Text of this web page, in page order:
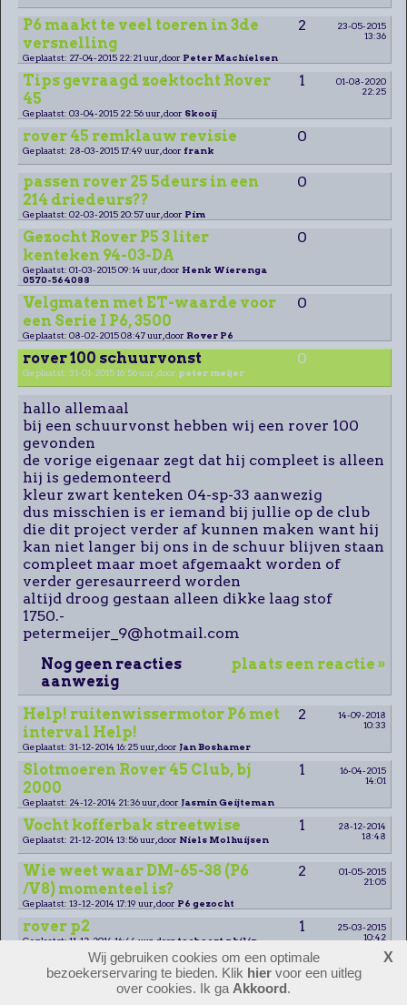
P6 maakt te veel toeren in 3de
versnelling
2
23-05-2015
13:36
Geplaatst: 27-04-2015 22:21 uur, door Peter Machielsen
Tips gevraagd zoektocht Rover
45
1
01-08-2020
22:25
Geplaatst: 03-04-2015 22:56 uur, door Skooij
rover 45 remklauw revisie 0
Geplaatst: 28-03-2015 17:49 uur, door frank
passen rover 25 5deurs in een
214 driedeurs??
0
Geplaatst: 02-03-2015 20:57 uur, door Pim
Gezocht Rover P5 3 liter
kenteken 94-03-DA
0
Geplaatst: 01-03-2015 09:14 uur, door Henk Wierenga
0570-564088
Velgmaten met ET-waarde voor
een Serie I P6, 3500
0
Geplaatst: 08-02-2015 08:47 uur, door Rover P6
rover 100 schuurvonst 0
Geplaatst: 31-01-2015 16:56 uur, door peter meijer
hallo allemaal
bij een schuurvonst hebben wij een rover 100
gevonden
de vorige eigenaar zegt dat hij compleet is alleen
hij is gedemonteerd
kleur zwart kenteken 04-sp-33 aanwezig
dus misschien is er iemand bij jullie op de club
die dit project verder af kunnen maken want hij
kan niet langer bij ons in de schuur blijven staan
compleet maar moet afgemaakt worden of
verder geresaurreerd worden
altijd droog gestaan alleen dikke laag stof
1750.-
petermeijer_9@hotmail.com
plaats een reactie »
Nog geen reacties
aanwezig
Help! ruitenwissermotor P6 met
interval Help!
2
14-09-2018
10:33
Geplaatst: 31-12-2014 16:25 uur, door Jan Boshamer
Slotmoeren Rover 45 Club, bj
2000
1
16-04-2015
14:01
Geplaatst: 24-12-2014 21:36 uur, door Jasmin Geijteman
Vocht kofferbak streetwise 1
28-12-2014
18:48
Geplaatst: 21-12-2014 13:56 uur, door Niels Molhuijsen
Wie weet waar DM-65-38 (P6
/V8) momenteel is?
2
01-05-2015
21:05
Geplaatst: 13-12-2014 17:19 uur, door P6 gezocht
rover p2 1
25-03-2015
10:42
Geplaatst: 11-12-2014 16:44 uur, doortoebaert philip
Pre-war Rover 3
15-12-2014
Geplaatst: 26-11-2014 20:35 uur, doorClassic-Rover
Wij gebruiken cookies om een optimale
bezoekerservaring te bieden. Klik hiervoor een uitleg
over cookies. Ik ga Akkoord.
X